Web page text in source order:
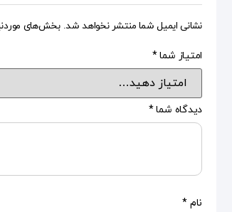
نشانی ایمیل شما منتشر نخواهد شد. بخش‌های
امتیاز شما*
دیدگاه شما*
نام *